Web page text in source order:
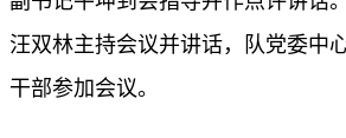
汪双林主持会议并讲话，队党委中
干部参加会议。